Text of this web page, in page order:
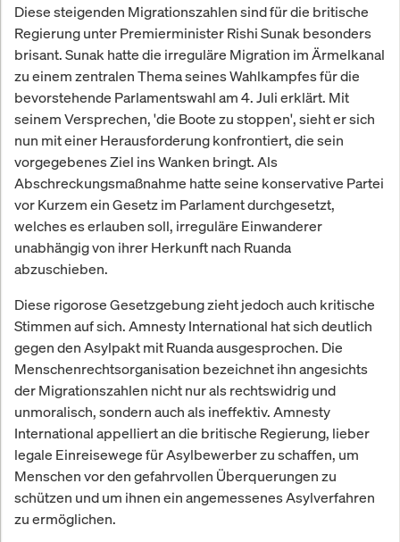
Diese steigenden Migrationszahlen sind für die britische
Regierung unter Premierminister Rishi Sunak besonders
brisant. Sunak hatte die irreguläre Migration im Ärmelkanal
zu einem zentralen Thema seines Wahlkampfes für die
bevorstehende Parlamentswahl am 4. Juli erklärt. Mit
seinem Versprechen, 'die Boote zu stoppen', sieht er sich
nun mit einer Herausforderung konfrontiert, die sein
vorgegebenes Ziel ins Wanken bringt. Als
Abschreckungsmaßnahme hatte seine konservative Partei
vor Kurzem ein Gesetz im Parlament durchgesetzt,
welches es erlauben soll, irreguläre Einwanderer
unabhängig von ihrer Herkunft nach Ruanda
abzuschieben.
Diese rigorose Gesetzgebung zieht jedoch auch kritische
Stimmen auf sich. Amnesty International hat sich deutlich
gegen den Asylpakt mit Ruanda ausgesprochen. Die
Menschenrechtsorganisation bezeichnet ihn angesichts
der Migrationszahlen nicht nur als rechtswidrig und
unmoralisch, sondern auch als ineffektiv. Amnesty
International appelliert an die britische Regierung, lieber
legale Einreisewege für Asylbewerber zu schaffen, um
Menschen vor den gefahrvollen Überquerungen zu
schützen und um ihnen ein angemessenes Asylverfahren
zu ermöglichen.